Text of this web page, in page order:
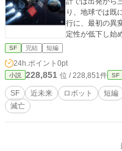
り、地球では既
行に、最初の異
定性が低下し始
1.4倍に増幅され
していた。 さら
らのホーキング
を直撃し、エン
減らすか、こ
の減速が決定
SF 完結 短編
24h.ポイント 0pt
小説 228,851 位 / 228,851件 SF
SF 近未来 ロボット 短編
滅亡